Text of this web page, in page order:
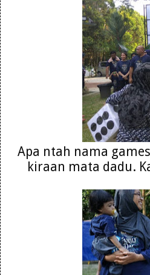
Apa ntah nama
kiraan mata dadu.